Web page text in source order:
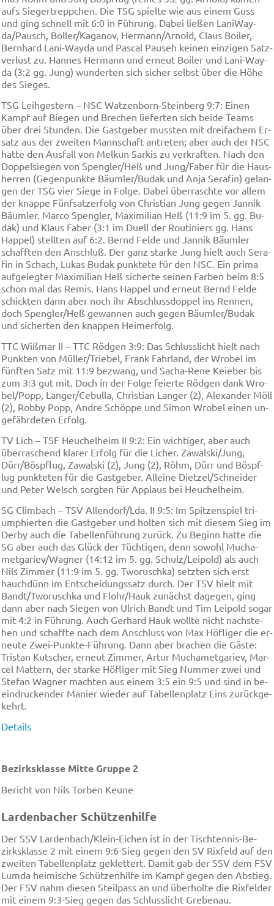
aufs Sie­ger­trepp­chen. Die TSG spiel­te wie aus ei­nem Guss
und ging schnell mit 6:0 in Füh­rung. Da­bei lie­ßen La­ni­Way­
da/Pausch, Bol­ler/Ka­ga­nov, Her­mann/Ar­nold, Claus Boi­ler,
Bern­hard La­ni-Way­da und Pa­scal Pau­seh kei­nen ein­zi­gen Satz­
ver­lust zu. Han­nes Her­mann und er­neut Boi­ler und La­ni-Way­
da (3:2 gg. Jung) wun­der­ten sich si­cher selbst über die Hö­he
des Sie­ges.
TSG Leih­ge­stern – NSC Wat­zen­born-Stein­berg 9:7: Ei­nen
Kampf auf Bie­gen und Bre­chen lie­fer­ten sich bei­de Te­ams
über drei Stun­den. Die Gast­ge­ber muss­ten mit drei­fa­chem Er­
satz aus der zwei­ten Mann­schaft an­tre­ten; aber auch der NSC
hat­te den Aus­fall von Mel­kun Sar­kis zu ver­kraf­ten. Nach den
Dop­pel­sie­gen von Speng­ler/Heß und Jung/Fa­ber für die Haus­
her­ren (Ge­gen­punk­te Bäum­ler/Bu­dak und An­ja Se­ra­fin) ge­lan­
gen der TSG vier Sie­ge in Fol­ge. Da­bei über­rasch­te vor al­lem
der knap­pe Fünf­satz­er­folg von Chris­ti­an Jung ge­gen Jan­nik
Bäum­ler. Mar­co Speng­ler, Ma­xi­mi­li­an Heß (11:9 im 5. gg. Bu­
dak) und Klaus Fa­ber (3:1 im Du­ell der Rou­ti­niers gg. Hans
Hap­pel) stell­ten auf 6:2. Bernd Fel­de und Jan­nik Bäum­ler
schaff­ten den An­schluß. Der ganz star­ke Jung hielt auch Se­ra­
fin in Schach, Lu­kas Bu­dak punk­te­te für den NSC. Ein pri­ma
auf­ge­leg­ter Ma­xi­mi­li­an Heß si­cher­te sei­nen Far­ben beim 8:5
schon mal das Re­mis. Hans Hap­pel und er­neut Bernd Fel­de
schick­ten dann aber noch ihr Ab­schluss­dop­pel ins Ren­nen,
doch Speng­ler/Heß ge­wan­nen auch ge­gen Bäum­ler/Bu­dak
und si­cher­ten den knap­pen Hei­mer­folg.
TTC Wiß­mar II – TTC Röd­gen 3:9: Das Schluss­licht hielt nach
Punk­ten von Mül­ler/Trie­bel, Frank Fahr­land, der Wro­bel im
fünf­ten Satz mit 11:9 be­zwang, und Sa­cha-Re­ne Keie­ber bis
zum 3:3 gut mit. Doch in der Fol­ge fei­er­te Röd­gen dank Wro­
bel/Popp, Lan­ger/Ce­bul­la, Chris­ti­an Lan­ger (2), Ale­xan­der Möll
(2), Rob­by Popp, And­re Schöp­pe und Si­mon Wro­bel ei­nen un­
ge­fähr­de­ten Er­folg.
TV Lich – TSF Heu­chel­heim II 9:2: Ein wich­ti­ger, aber auch
über­ra­schend kla­rer Er­folg für die Li­cher. Za­wal­ski/Jung,
Dürr/Böspf­lug, Za­wal­ski (2), Jung (2), Röhm, Dürr und Böspf­
lug punk­te­ten für die Gast­ge­ber. Al­lei­ne Diet­zel/Schnei­der
und Pe­ter Welsch sorg­ten für Ap­plaus bei Heu­chel­heim.
SG Clim­bach – TSV Al­len­dorf/Lda. II 9:5: Im Spit­zen­spiel tri­
ump­hier­ten die Gast­ge­ber und hol­ten sich mit die­sem Sieg im
Der­by auch die Ta­bel­len­füh­rung zu­rück. Zu Be­ginn hat­te die
SG aber auch das Glück der Tüch­ti­gen, denn so­wohl Mu­cha­
met­ga­riev/Wag­ner (14:12 im 5. gg. Schulz/Lei­pold) als auch
Nils Zim­mer (11:9 im 5. gg. Two­rusch­ka) setz­ten sich erst
hauch­dünn im Ent­schei­dungs­satz durch. Der TSV hielt mit
Bandt/Two­rusch­ka und Flohr/Hauk zu­nächst da­ge­gen, ging
dann aber nach Sie­gen von Ul­rich Bandt und Tim Lei­pold so­gar
mit 4:2 in Füh­rung. Auch Ge­rhard Hauk woll­te nicht nach­ste­
hen und schaff­te nach dem An­schluss von Max Höf­li­ger die er­
neu­te Zwei-Punk­te-Füh­rung. Dann aber bra­chen die Gäs­te:
Tris­tan Kut­scher, er­neut Zim­mer, Ar­tur Mu­cha­met­ga­riev, Mar­
cel Mat­tern, der star­ke Höf­li­ger mit Sieg Num­mer zwei und
Ste­fan Wag­ner mach­ten aus ei­nem 3:5 ein 9:5 und sind in be­
ein­drucken­der Ma­nier wie­der auf Ta­bel­len­platz Eins zu­rück­ge­
kehrt.
Details
Bezirksklasse Mitte Gruppe 2
Bericht von Nils Torben Keune
Lar­den­ba­cher Schüt­zen­hil­fe
Der SSV Lar­den­bach/Klein-Ei­chen ist in der Tisch­ten­nis-Be­
zirks­klas­se 2 mit ei­nem 9:6-Sieg ge­gen den SV Rix­feld auf den
zwei­ten Ta­bel­len­platz ge­klet­tert. Da­mit gab der SSV dem FSV
Lum­da hei­mi­sche Schüt­zen­hil­fe im Kampf ge­gen den Ab­stieg.
Der FSV nahm die­sen Steil­pass an und über­hol­te die Rix­fel­der
mit ei­nem 9:3-Sieg ge­gen das Schluss­licht Gre­be­nau.